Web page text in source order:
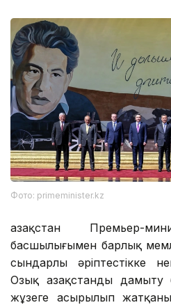
Фото: primeminister.kz
Қазақстан Премьер-
басшылығымен барлық
сындарлы әріптестікке
Озық Қазақстанды дамыту
жұзеге асырылып